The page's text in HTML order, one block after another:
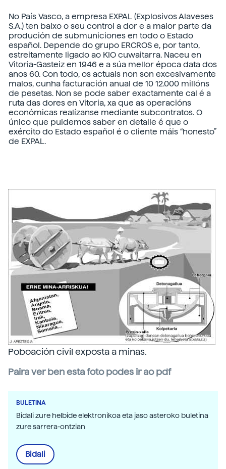
No País Vasco, a empresa EXPAL (Explosivos Alaveses
S.A.) ten baixo o seu control a dor e a maior parte da
produción de submuniciones en todo o Estado
español. Depende do grupo ERCROS e, por tanto,
estreitamente ligado ao KIO cuwaitarra. Naceu en
Vitoria-Gasteiz en 1946 e a súa mellor época data dos
anos 60. Con todo, os actuais non son excesivamente
malos, cunha facturación anual de 10 12.000 millóns
de pesetas. Non se pode saber exactamente cal é a
ruta das dores en Vitoria, xa que as operacións
económicas realízanse mediante subcontratos. O
único que puidemos saber en detalle é que o
exército do Estado español é o cliente máis “honesto”
de EXPAL.
Poboación civil exposta a minas.
Paira ver ben esta foto podes ir ao pdf
BULETINA
Bidali zure helbide elektronikoa eta jaso asteroko buletina
zure sarrera-ontzian
Bidali